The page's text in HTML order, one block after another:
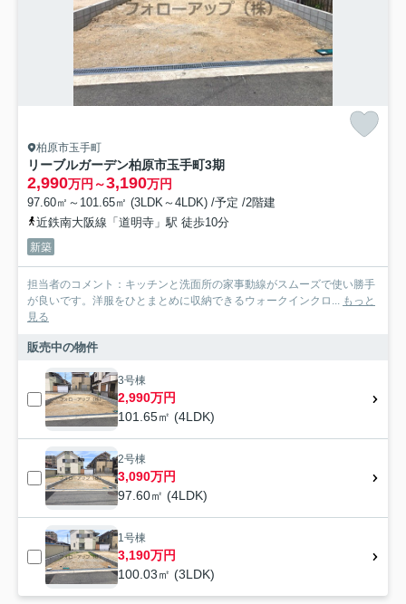
柏原市玉手町
リーブルガーデン柏原市玉手町3期
2,990万円～3,190万円
97.60㎡～101.65㎡ (3LDK～4LDK) /予定 /2階建
近鉄南大阪線「道明寺」駅 徒歩10分
新築
担当者のコメント：キッチンと洗面所の家事動線がスムーズで使い勝手
が良いです。洋服をひとまとめに収納できるウォークインクロ... もっと
見る
販売中の物件
3号棟
2,990万円
101.65㎡ (4LDK)
2号棟
3,090万円
97.60㎡ (4LDK)
1号棟
3,190万円
100.03㎡ (3LDK)